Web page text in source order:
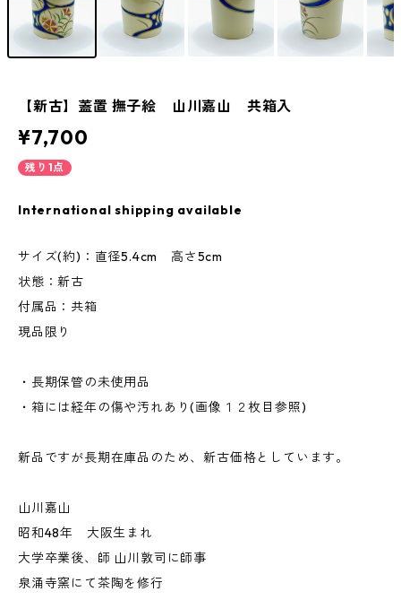
【新古】蓋置 撫子絵 山川嘉山 共箱入
¥7,700
残り1点
International shipping available
サイズ(約)：直径5.4cm 高さ5cm
状態：新古
付属品：共箱
現品限り
・長期保管の未使用品
・箱には経年の傷や汚れあり(画像１２枚目参照)
新品ですが長期在庫品のため、新古価格としています。
山川嘉山
昭和48年 大阪生まれ
大学卒業後、師 山川敦司に師事
泉涌寺窯にて茶陶を修行